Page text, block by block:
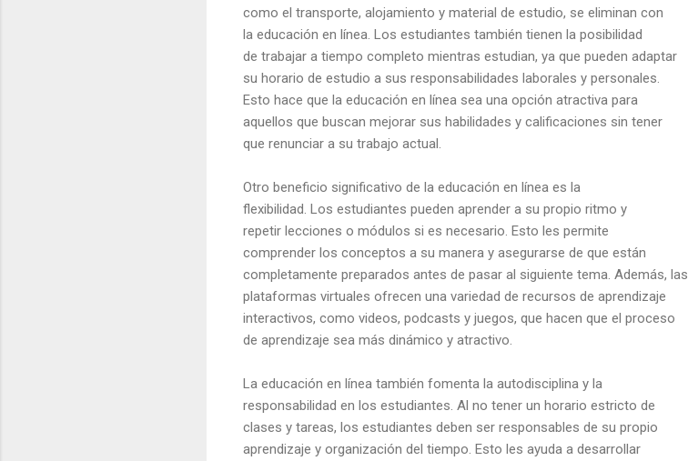
como el transporte, alojamiento y material de estudio, se eliminan con
la educación en línea. Los estudiantes también tienen la posibilidad
de trabajar a tiempo completo mientras estudian, ya que pueden adaptar
su horario de estudio a sus responsabilidades laborales y personales.
Esto hace que la educación en línea sea una opción atractiva para
aquellos que buscan mejorar sus habilidades y calificaciones sin tener
que renunciar a su trabajo actual.
Otro beneficio significativo de la educación en línea es la
flexibilidad. Los estudiantes pueden aprender a su propio ritmo y
repetir lecciones o módulos si es necesario. Esto les permite
comprender los conceptos a su manera y asegurarse de que están
completamente preparados antes de pasar al siguiente tema. Además, las
plataformas virtuales ofrecen una variedad de recursos de aprendizaje
interactivos, como videos, podcasts y juegos, que hacen que el proceso
de aprendizaje sea más dinámico y atractivo.
La educación en línea también fomenta la autodisciplina y la
responsabilidad en los estudiantes. Al no tener un horario estricto de
clases y tareas, los estudiantes deben ser responsables de su propio
aprendizaje y organización del tiempo. Esto les ayuda a desarrollar